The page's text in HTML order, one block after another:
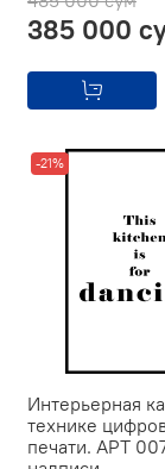
385 000
-21%
Интерьерная
технике
печати. АРТ